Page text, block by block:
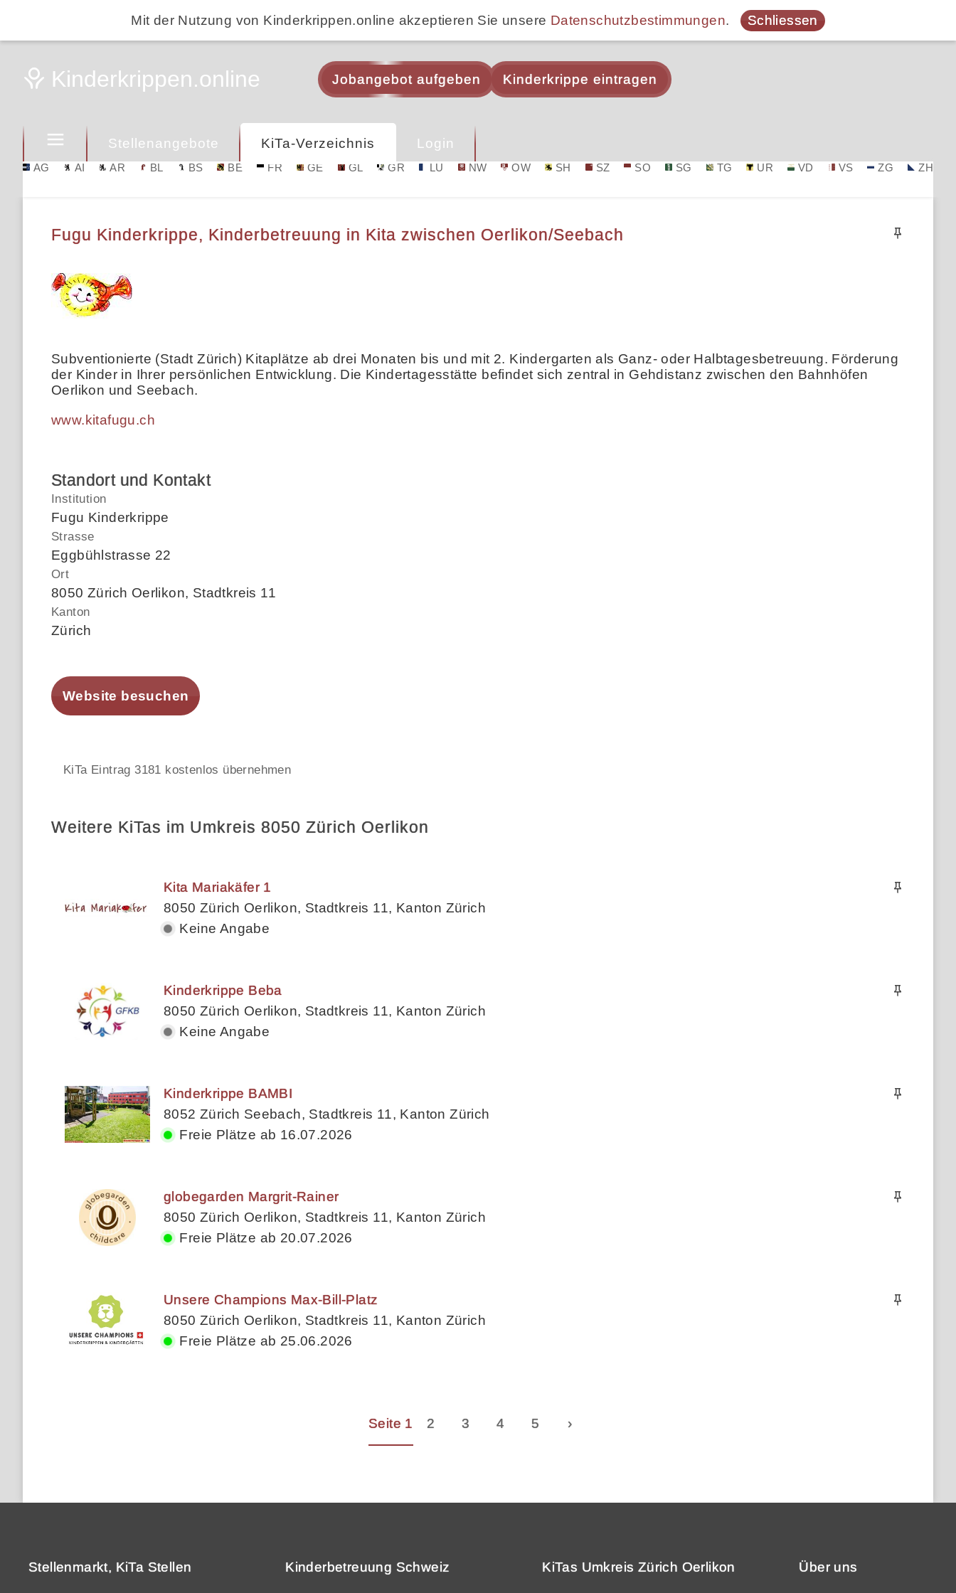
Mit der Nutzung von Kinderkrippen.online akzeptieren Sie unsere Datenschutzbestimmungen. Schliessen
Jobangebot aufgeben Kinderkrippe eintragen
Stellenangebote KiTa-Verzeichnis Login
AG AI AR BL BS BE FR GE GL GR LU NW OW SH SZ SO SG TG UR VD VS ZG ZH
Fugu Kinderkrippe, Kinderbetreuung in Kita zwischen Oerlikon/Seebach
Subventionierte (Stadt Zürich) Kitaplätze ab drei Monaten bis und mit 2. Kindergarten als Ganz- oder Halbtagesbetreuung. Förderung
der Kinder in Ihrer persönlichen Entwicklung. Die Kindertagesstätte befindet sich zentral in Gehdistanz zwischen den Bahnhöfen
Oerlikon und Seebach.
www.kitafugu.ch
Standort und Kontakt
Institution
Fugu Kinderkrippe
Strasse
Eggbühlstrasse 22
Ort
8050 Zürich Oerlikon, Stadtkreis 11
Kanton
Zürich
Website besuchen
KiTa Eintrag 3181 kostenlos übernehmen
Weitere KiTas im Umkreis 8050 Zürich Oerlikon
Kita Mariakäfer 1
8050 Zürich Oerlikon, Stadtkreis 11, Kanton Zürich
Keine Angabe
Kinderkrippe Beba
8050 Zürich Oerlikon, Stadtkreis 11, Kanton Zürich
Keine Angabe
Kinderkrippe BAMBI
8052 Zürich Seebach, Stadtkreis 11, Kanton Zürich
Freie Plätze ab 16.07.2026
globegarden Margrit-Rainer
8050 Zürich Oerlikon, Stadtkreis 11, Kanton Zürich
Freie Plätze ab 20.07.2026
Unsere Champions Max-Bill-Platz
8050 Zürich Oerlikon, Stadtkreis 11, Kanton Zürich
Freie Plätze ab 25.06.2026
Seite 1 2 3 4 5 ›
Stellenmarkt, KiTa Stellen Kinderbetreuung Schweiz KiTas Umkreis Zürich Oerlikon Über uns